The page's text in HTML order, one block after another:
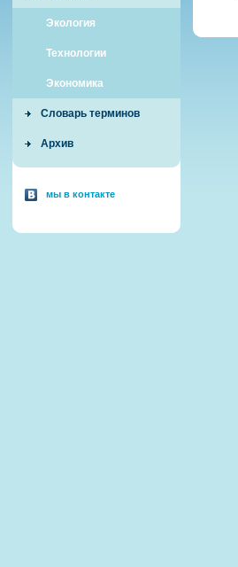
Экология
Технологии
Экономика
Словарь терминов
Архив
мы в контакте